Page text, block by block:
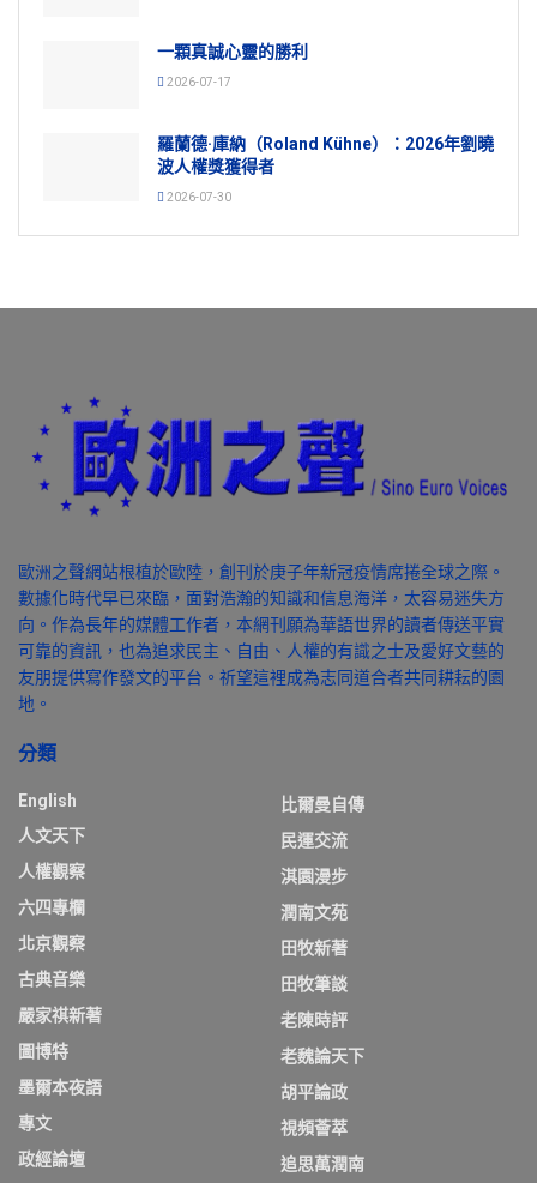
一顆真誠心靈的勝利
2026-07-17
羅蘭德·庫納（Roland Kühne）：2026年劉曉
波人權獎獲得者
2026-07-30
歐洲之聲網站根植於歐陸，創刊於庚子年新冠疫情席捲全球之際。
數據化時代早已來臨，面對浩瀚的知識和信息海洋，太容易迷失方
向。作為長年的媒體工作者，本網刊願為華語世界的讀者傳送平實
可靠的資訊，也為追求民主、自由、人權的有識之士及愛好文藝的
友朋提供寫作發文的平台。祈望這裡成為志同道合者共同耕耘的園
地。
分類
English
人文天下
人權觀察
六四專欄
北京觀察
古典音樂
嚴家祺新著
圖博特
墨爾本夜語
專文
政經論壇
比爾曼自傳
民運交流
淇園漫步
潤南文苑
田牧新著
田牧筆談
老陳時評
老魏論天下
胡平論政
視頻薈萃
追思萬潤南